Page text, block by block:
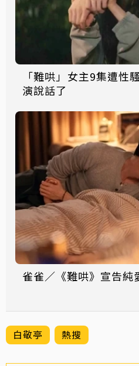
「難哄」女主9集遭性騷6次挨
演說話了
雀雀／《難哄》宣告純
白敬亭 熱搜